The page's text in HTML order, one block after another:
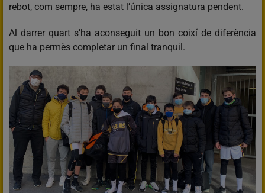
rebot, com sempre, ha estat l’única assignatura pendent.
Al darrer quart s’ha aconseguit un bon coixí de diferència
que ha permès completar un final tranquil.